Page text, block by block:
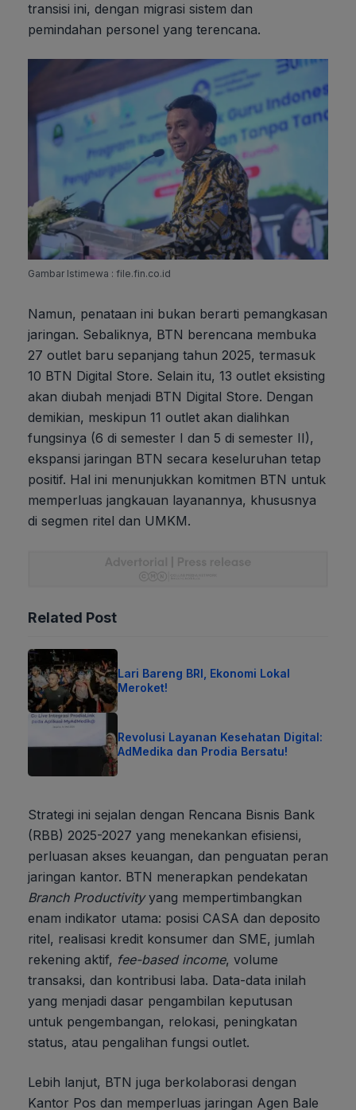
transisi ini, dengan migrasi sistem dan
pemindahan personel yang terencana.
Gambar Istimewa : file.fin.co.id
Namun, penataan ini bukan berarti pemangkasan
jaringan. Sebaliknya, BTN berencana membuka
27 outlet baru sepanjang tahun 2025, termasuk
10 BTN Digital Store. Selain itu, 13 outlet eksisting
akan diubah menjadi BTN Digital Store. Dengan
demikian, meskipun 11 outlet akan dialihkan
fungsinya (6 di semester I dan 5 di semester II),
ekspansi jaringan BTN secara keseluruhan tetap
positif. Hal ini menunjukkan komitmen BTN untuk
memperluas jangkauan layanannya, khususnya
di segmen ritel dan UMKM.
Related Post
Lari Bareng BRI, Ekonomi Lokal
Meroket!
Revolusi Layanan Kesehatan Digital:
AdMedika dan Prodia Bersatu!
Strategi ini sejalan dengan Rencana Bisnis Bank
(RBB) 2025-2027 yang menekankan efisiensi,
perluasan akses keuangan, dan penguatan peran
jaringan kantor. BTN menerapkan pendekatan
Branch Productivityyang mempertimbangkan
enam indikator utama: posisi CASA dan deposito
ritel, realisasi kredit konsumer dan SME, jumlah
rekening aktif, fee-based income, volume
transaksi, dan kontribusi laba. Data-data inilah
yang menjadi dasar pengambilan keputusan
untuk pengembangan, relokasi, peningkatan
status, atau pengalihan fungsi outlet.
Lebih lanjut, BTN juga berkolaborasi dengan
Kantor Pos dan memperluas jaringan Agen Bale